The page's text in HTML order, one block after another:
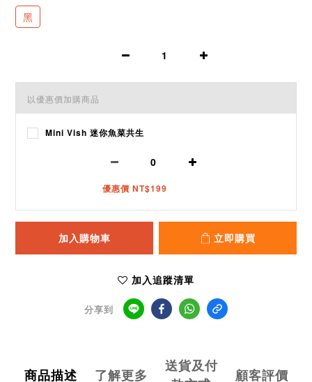
黑
以優惠價加購商品
Mini Vish 迷你魚菜共生
優惠價 NT$199
加入購物車 立即購買
加入追蹤清單
分享到
商品描述 了解更多
送貨及付
顧客評價